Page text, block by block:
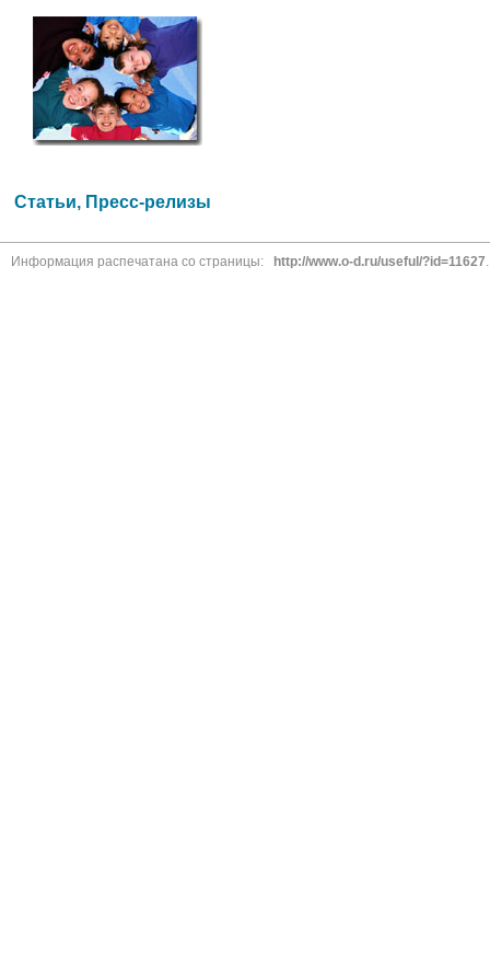
Статьи, Пресс-релизы
Информация распечатана со страницы: http://www.o-d.ru/useful/?id=11627